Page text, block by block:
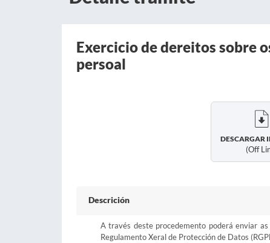
Exercicio de dereitos sobre
persoal
DESCARGAR
(off
Descrición
A través deste procedemento poderá enviar
Regulamento Xeral de Protección de Datos